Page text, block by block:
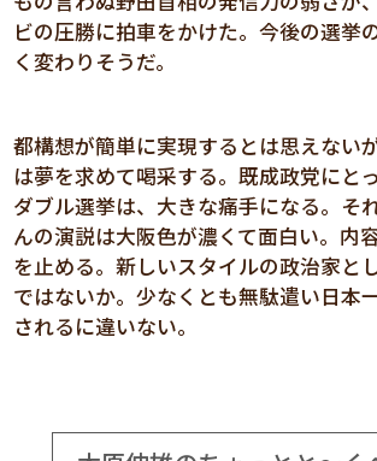
ビの圧勝に拍車をかけた。今後の選挙
く変わりそうだ。
都構想が簡単に実現するとは思えない
は夢を求めて喝采する。既成政党にと
ダブル選挙は、大きな痛手になる。そ
んの演説は大阪色が濃くて面白い。内
を止める。新しいスタイルの政治家と
ではないか。少なくとも無駄遣い日本
されるに違いない。